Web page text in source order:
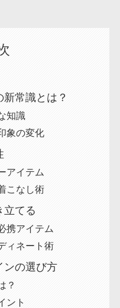
常識とは？
知識
象の変化
アイテム
こなし術
立てる
携アイテム
ィネート術
ンの選び方
？
ント